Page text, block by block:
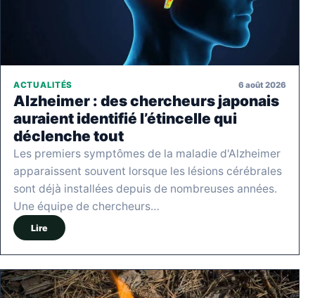
ACTUALITÉS 6 août 2026
Alzheimer : des chercheurs japonais
auraient identifié l’étincelle qui
déclenche tout
Les premiers symptômes de la maladie d'Alzheimer
apparaissent souvent lorsque les lésions cérébrales
sont déjà installées depuis de nombreuses années.
Une équipe de chercheurs…
Lire